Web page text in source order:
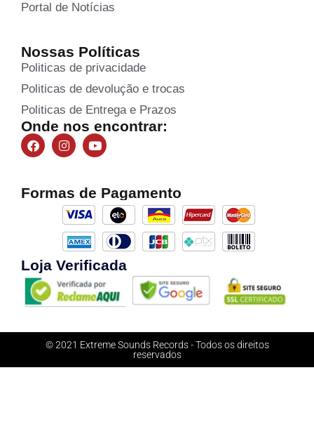
Portal de Notícias
Nossas Políticas
Politicas de privacidade
Politicas de devolução e trocas
Politicas de Entrega e Prazos
Onde nos encontrar:
Formas de Pagamento
Loja Verificada
© 2021 Extreme Sounds Records - Todos os direitos
reservados